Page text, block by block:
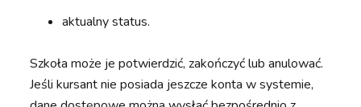
aktualny status.
Szkoła może je potwierdzić, zakończyć lub anulować.
Jeśli kursant nie posiada jeszcze konta w systemie,